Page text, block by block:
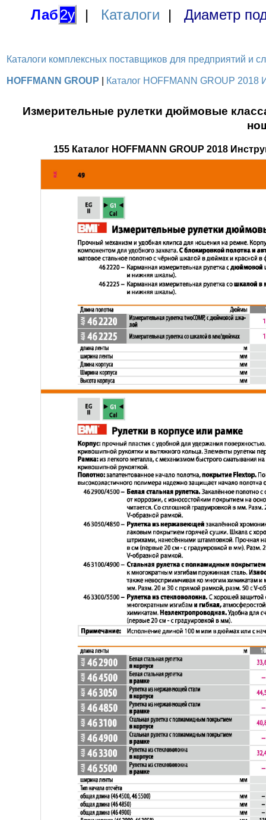
Лаб2у | Каталоги | Диаметр
Каталоги комплексных поставщиков для предприятий и
HOFFMANN GROUP Каталог HOFFMANN GROUP 2018
Измерительные рулетки дюймовые
155 Каталог HOFFMANN GROUP 2018